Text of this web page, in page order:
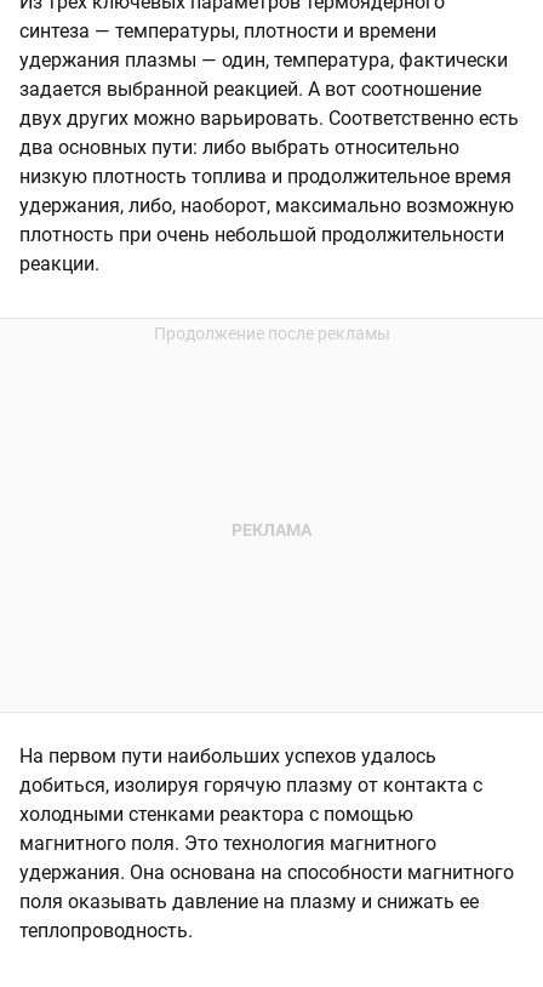
синтеза — температуры, плотности и времени
удержания плазмы — один, температура, фактически
задается выбранной реакцией. А вот соотношение
двух других можно варьировать. Соответственно есть
два основных пути: либо выбрать относительно
низкую плотность топлива и продолжительное время
удержания, либо, наоборот, максимально возможную
плотность при очень небольшой продолжительности
реакции.
На первом пути наибольших успехов удалось
добиться, изолируя горячую плазму от контакта с
холодными стенками реактора с помощью
магнитного поля. Это технология магнитного
удержания. Она основана на способности магнитного
поля оказывать давление на плазму и снижать ее
теплопроводность.